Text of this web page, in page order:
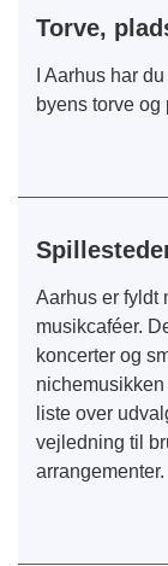
Torve,
I Aarhus har
byens torve og
Aarhus er fyldt
musikcaféer.
koncerter og
liste over
vejledning til
arrangementer.